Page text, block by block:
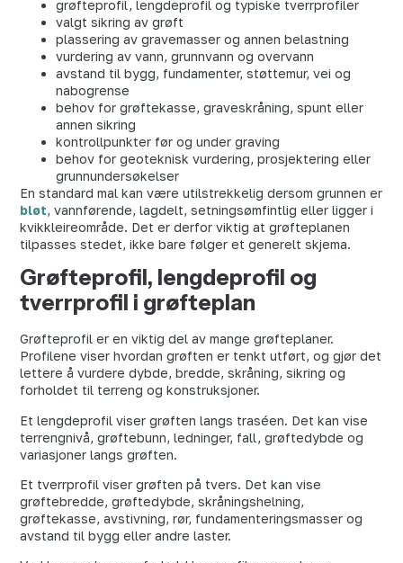
grøfteprofil, lengdeprofil og typiske tverrprofiler
valgt sikring av grøft
plassering av gravemasser og annen belastning
vurdering av vann, grunnvann og overvann
avstand til bygg, fundamenter, støttemur, vei og
nabogrense
behov for grøftekasse, graveskråning, spunt eller
annen sikring
kontrollpunkter før og under graving
behov for geoteknisk vurdering, prosjektering eller
grunnundersøkelser
En standard mal kan være utilstrekkelig dersom grunnen er
bløt, vannførende, lagdelt, setningsømfintlig eller ligger i
kvikkleireområde. Det er derfor viktig at grøfteplanen
tilpasses stedet, ikke bare følger et generelt skjema.
Grøfteprofil, lengdeprofil og
tverrprofil i grøfteplan
Grøfteprofil er en viktig del av mange grøfteplaner.
Profilene viser hvordan grøften er tenkt utført, og gjør det
lettere å vurdere dybde, bredde, skråning, sikring og
forholdet til terreng og konstruksjoner.
Et lengdeprofil viser grøften langs traséen. Det kan vise
terrengnivå, grøftebunn, ledninger, fall, grøftedybde og
variasjoner langs grøften.
Et tverrprofil viser grøften på tvers. Det kan vise
grøftebredde, grøftedybde, skråningshelning,
grøftekasse, avstivning, rør, fundamenteringsmasser og
avstand til bygg eller andre laster.